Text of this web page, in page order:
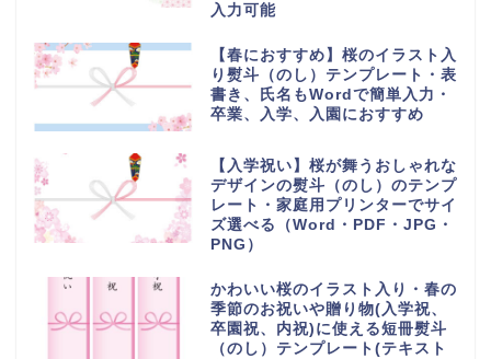
入力可能
【春におすすめ】桜のイラスト入
り熨斗（のし）テンプレート・表
書き、氏名もWordで簡単入力・
卒業、入学、入園におすすめ
【入学祝い】桜が舞うおしゃれな
デザインの熨斗（のし）のテンプ
レート・家庭用プリンターでサイ
ズ選べる（Word・PDF・JPG・
PNG）
かわいい桜のイラスト入り・春の
季節のお祝いや贈り物(入学祝、
卒園祝、内祝)に使える短冊熨斗
（のし）テンプレート(テキスト